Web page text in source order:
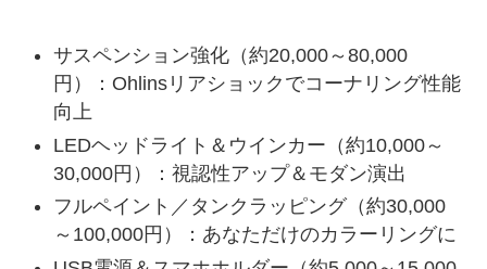
サスペンション強化（約20,000～80,000
円）：Ohlinsリアショックでコーナリング性能
向上
LEDヘッドライト＆ウインカー（約10,000～
30,000円）：視認性アップ＆モダン演出
フルペイント／タンクラッピング（約30,000
～100,000円）：あなただけのカラーリングに